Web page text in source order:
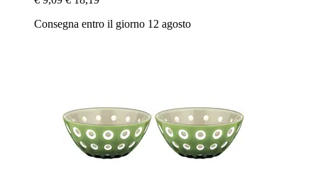
Consegna entro il giorno 12 agosto